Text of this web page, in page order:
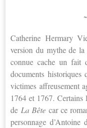
Catherine Hermary
version du mythe de
connue cache un fait
documents historiques
victimes affreusement
1764 et 1767. Certains
de La Bête car ce
personnage